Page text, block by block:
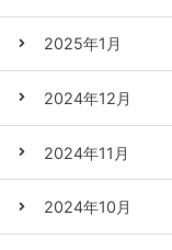
2025年1月
2024年12月
2024年11月
2024年10月